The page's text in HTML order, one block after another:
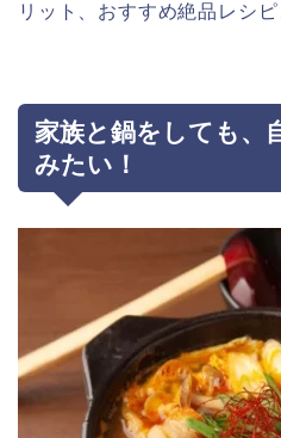
リット、おすすめ絶品レシ
家族と鍋をしても、
みたい！